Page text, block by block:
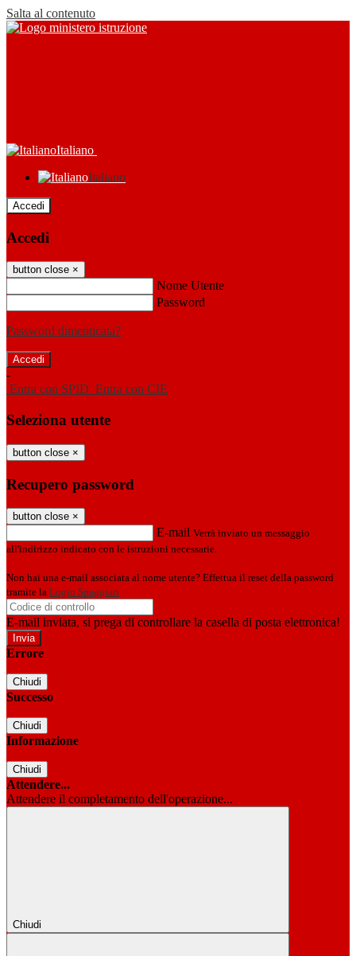
Salta al contenuto
Italiano
Italiano
Accedi
Accedi
button close ×
Nome Utente
Password
Password dimenticata?
-
Entra con SPID Entra con CIE
Seleziona utente
button close ×
Recupero password
button close ×
E-mail Verrà inviato un messaggio
all'indirizzo indicato con le istruzioni necessarie.
Non hai una e-mail associata al nome utente? Effettua il reset della password
tramite la Login Spaggiari
E-mail inviata, si prega di controllare la casella di posta elettronica!
Errore
Chiudi
Successo
Chiudi
Informazione
Chiudi
Attendere...
Attendere il completamento dell'operazione...
Chiudi